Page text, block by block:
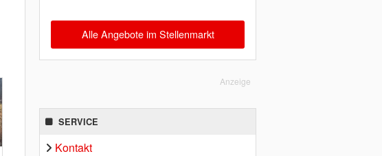
Alle Angebote im Stellenmarkt
Anzeige
SERVICE
Kontakt